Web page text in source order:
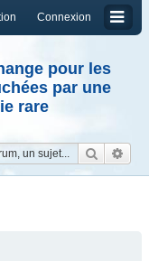
Connexion
pour les
par une
rare